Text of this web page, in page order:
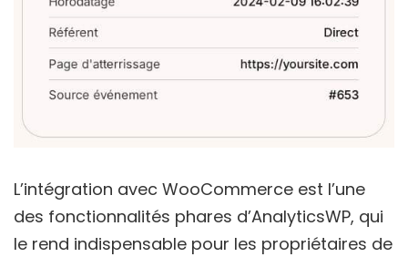
L’intégration avec WooCommerce est l’une
des fonctionnalités phares d’AnalyticsWP, qui
le rend indispensable pour les propriétaires de